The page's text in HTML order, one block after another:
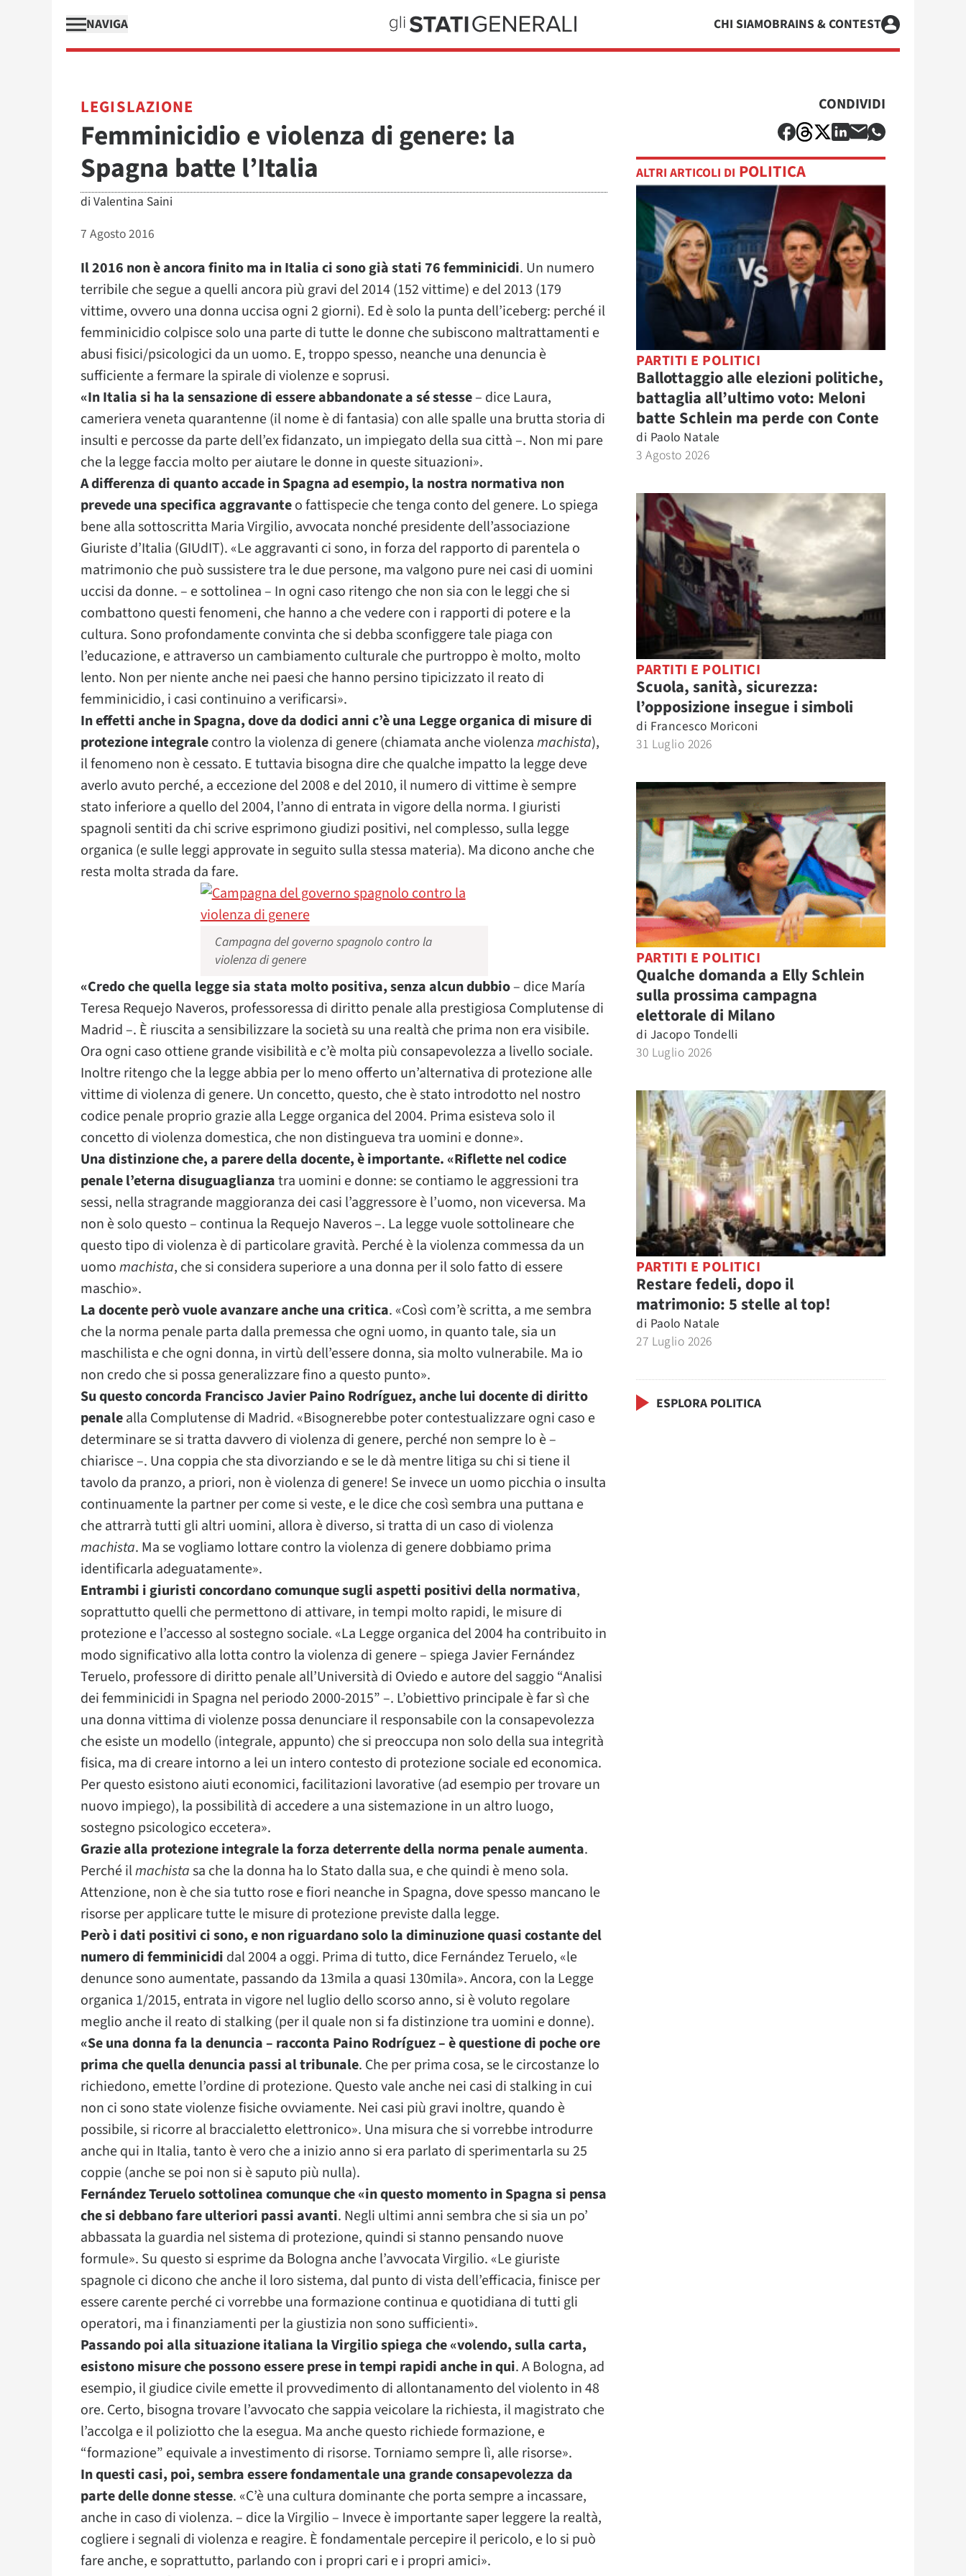
NAVIGA CHI SIAMOBRAINS & CONTEST
LEGISLAZIONE
Femminicidio e violenza di genere: la
Spagna batte l’Italia
di Valentina Saini
7 Agosto 2016
Il 2016 non è ancora finito ma in Italia ci sono già stati 76 femminicidi. Un numero
terribile che segue a quelli ancora più gravi del 2014 (152 vittime) e del 2013 (179
vittime, ovvero una donna uccisa ogni 2 giorni). Ed è solo la punta dell’iceberg: perché il
femminicidio colpisce solo una parte di tutte le donne che subiscono maltrattamenti e
abusi fisici/psicologici da un uomo. E, troppo spesso, neanche una denuncia è
sufficiente a fermare la spirale di violenze e soprusi.
«In Italia si ha la sensazione di essere abbandonate a sé stesse– dice Laura,
cameriera veneta quarantenne (il nome è di fantasia) con alle spalle una brutta storia di
insulti e percosse da parte dell’ex fidanzato, un impiegato della sua città –. Non mi pare
che la legge faccia molto per aiutare le donne in queste situazioni».
A differenza di quanto accade in Spagna ad esempio, la nostra normativa non
prevede una specifica aggravanteo fattispecie che tenga conto del genere. Lo spiega
bene alla sottoscritta Maria Virgilio, avvocata nonché presidente dell’associazione
Giuriste d’Italia (GIUdIT). «Le aggravanti ci sono, in forza del rapporto di parentela o
matrimonio che può sussistere tra le due persone, ma valgono pure nei casi di uomini
uccisi da donne. – e sottolinea – In ogni caso ritengo che non sia con le leggi che si
combattono questi fenomeni, che hanno a che vedere con i rapporti di potere e la
cultura. Sono profondamente convinta che si debba sconfiggere tale piaga con
l’educazione, e attraverso un cambiamento culturale che purtroppo è molto, molto
lento. Non per niente anche nei paesi che hanno persino tipicizzato il reato di
femminicidio, i casi continuino a verificarsi».
In effetti anche in Spagna, dove da dodici anni c’è una Legge organica di misure di
protezione integralecontro la violenza di genere (chiamata anche violenzamachista),
il fenomeno non è cessato. E tuttavia bisogna dire che qualche impatto la legge deve
averlo avuto perché, a eccezione del 2008 e del 2010, il numero di vittime è sempre
stato inferiore a quello del 2004, l’anno di entrata in vigore della norma. I giuristi
spagnoli sentiti da chi scrive esprimono giudizi positivi, nel complesso, sulla legge
organica (e sulle leggi approvate in seguito sulla stessa materia). Ma dicono anche che
resta molta strada da fare.
Campagna del governo spagnolo contro la
violenza di genere
«Credo che quella legge sia stata molto positiva, senza alcun dubbio– dice María
Teresa Requejo Naveros, professoressa di diritto penale alla prestigiosa Complutense di
Madrid –. È riuscita a sensibilizzare la società su una realtà che prima non era visibile.
Ora ogni caso ottiene grande visibilità e c’è molta più consapevolezza a livello sociale.
Inoltre ritengo che la legge abbia per lo meno offerto un’alternativa di protezione alle
vittime di violenza di genere. Un concetto, questo, che è stato introdotto nel nostro
codice penale proprio grazie alla Legge organica del 2004. Prima esisteva solo il
concetto di violenza domestica, che non distingueva tra uomini e donne».
Una distinzione che, a parere della docente, è importante. «Riflette nel codice
penale l’eterna disuguaglianzatra uomini e donne: se contiamo le aggressioni tra
sessi, nella stragrande maggioranza dei casi l’aggressore è l’uomo, non viceversa. Ma
non è solo questo – continua la Requejo Naveros –. La legge vuole sottolineare che
questo tipo di violenza è di particolare gravità. Perché è la violenza commessa da un
uomomachista, che si considera superiore a una donna per il solo fatto di essere
maschio».
La docente però vuole avanzare anche una critica. «Così com’è scritta, a me sembra
che la norma penale parta dalla premessa che ogni uomo, in quanto tale, sia un
maschilista e che ogni donna, in virtù dell’essere donna, sia molto vulnerabile. Ma io
non credo che si possa generalizzare fino a questo punto».
Su questo concorda Francisco Javier Paino Rodríguez, anche lui docente di diritto
penalealla Complutense di Madrid. «Bisognerebbe poter contestualizzare ogni caso e
determinare se si tratta davvero di violenza di genere, perché non sempre lo è –
chiarisce –. Una coppia che sta divorziando e se le dà mentre litiga su chi si tiene il
tavolo da pranzo, a priori, non è violenza di genere! Se invece un uomo picchia o insulta
continuamente la partner per come si veste, e le dice che così sembra una puttana e
che attrarrà tutti gli altri uomini, allora è diverso, si tratta di un caso di violenza
machista. Ma se vogliamo lottare contro la violenza di genere dobbiamo prima
identificarla adeguatamente».
Entrambi i giuristi concordano comunque sugli aspetti positivi della normativa,
soprattutto quelli che permettono di attivare, in tempi molto rapidi, le misure di
protezione e l’accesso al sostegno sociale. «La Legge organica del 2004 ha contribuito in
modo significativo alla lotta contro la violenza di genere – spiega Javier Fernández
Teruelo, professore di diritto penale all’Università di Oviedo e autore del saggio “Analisi
dei femminicidi in Spagna nel periodo 2000-2015” –. L’obiettivo principale è far sì che
una donna vittima di violenze possa denunciare il responsabile con la consapevolezza
che esiste un modello (integrale, appunto) che si preoccupa non solo della sua integrità
fisica, ma di creare intorno a lei un intero contesto di protezione sociale ed economica.
Per questo esistono aiuti economici, facilitazioni lavorative (ad esempio per trovare un
nuovo impiego), la possibilità di accedere a una sistemazione in un altro luogo,
sostegno psicologico eccetera».
Grazie alla protezione integrale la forza deterrente della norma penale aumenta.
Perché ilmachistasa che la donna ha lo Stato dalla sua, e che quindi è meno sola.
Attenzione, non è che sia tutto rose e fiori neanche in Spagna, dove spesso mancano le
risorse per applicare tutte le misure di protezione previste dalla legge.
Però i dati positivi ci sono, e non riguardano solo la diminuzione quasi costante del
numero di femminicidi dal 2004 a oggi. Prima di tutto, dice Fernández Teruelo, «le
denunce sono aumentate, passando da 13mila a quasi 130mila». Ancora, con la Legge
organica 1/2015, entrata in vigore nel luglio dello scorso anno, si è voluto regolare
meglio anche il reato di stalking (per il quale non si fa distinzione tra uomini e donne).
«Se una donna fa la denuncia – racconta Paino Rodríguez – è questione di poche ore
prima che quella denuncia passi al tribunale. Che per prima cosa, se le circostanze lo
richiedono, emette l’ordine di protezione. Questo vale anche nei casi di stalking in cui
non ci sono state violenze fisiche ovviamente. Nei casi più gravi inoltre, quando è
possibile, si ricorre al braccialetto elettronico». Una misura che si vorrebbe introdurre
anche qui in Italia, tanto è vero che a inizio anno si era parlato di sperimentarla su 25
coppie (anche se poi non si è saputo più nulla).
Fernández Teruelo sottolinea comunque che «in questo momento in Spagna si pensa
che si debbano fare ulteriori passi avanti. Negli ultimi anni sembra che si sia un po’
abbassata la guardia nel sistema di protezione, quindi si stanno pensando nuove
formule». Su questo si esprime da Bologna anche l’avvocata Virgilio. «Le giuriste
spagnole ci dicono che anche il loro sistema, dal punto di vista dell’efficacia, finisce per
essere carente perché ci vorrebbe una formazione continua e quotidiana di tutti gli
operatori, ma i finanziamenti per la giustizia non sono sufficienti».
Passando poi alla situazione italiana la Virgilio spiega che «volendo, sulla carta,
esistono misure che possono essere prese in tempi rapidi anche in qui. A Bologna, ad
esempio, il giudice civile emette il provvedimento di allontanamento del violento in 48
ore. Certo, bisogna trovare l’avvocato che sappia veicolare la richiesta, il magistrato che
l’accolga e il poliziotto che la esegua. Ma anche questo richiede formazione, e
“formazione” equivale a investimento di risorse. Torniamo sempre lì, alle risorse».
In questi casi, poi, sembra essere fondamentale una grande consapevolezza da
parte delle donne stesse. «C’è una cultura dominante che porta sempre a incassare,
anche in caso di violenza. – dice la Virgilio – Invece è importante saper leggere la realtà,
cogliere i segnali di violenza e reagire. È fondamentale percepire il pericolo, e lo si può
fare anche, e soprattutto, parlando con i propri cari e i propri amici».
CONDIVIDI
ALTRI ARTICOLI DI POLITICA
PARTITI E POLITICI
Ballottaggio alle elezioni politiche,
battaglia all’ultimo voto: Meloni
batte Schlein ma perde con Conte
di Paolo Natale
3 Agosto 2026
PARTITI E POLITICI
Scuola, sanità, sicurezza:
l’opposizione insegue i simboli
di Francesco Moriconi
31 Luglio 2026
PARTITI E POLITICI
Qualche domanda a Elly Schlein
sulla prossima campagna
elettorale di Milano
di Jacopo Tondelli
30 Luglio 2026
PARTITI E POLITICI
Restare fedeli, dopo il
matrimonio: 5 stelle al top!
di Paolo Natale
27 Luglio 2026
ESPLORA POLITICA